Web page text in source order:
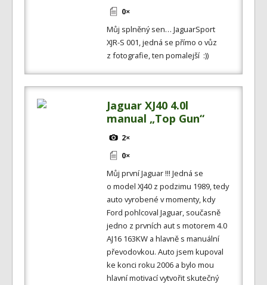
0×
Můj splněný sen… JaguarSport
XJR-S 001, jedná se přímo o vůz
z fotografie, ten pomalejší :))
Jaguar XJ40 4.0l
manual „Top Gun“
2×
0×
Můj první Jaguar !!! Jedná se
o model XJ40 z podzimu 1989, tedy
auto vyrobené v momenty, kdy
Ford pohlcoval Jaguar, současně
jedno z prvních aut s motorem 4.0
AJ16 163KW a hlavně s manuální
převodovkou. Auto jsem kupoval
ke konci roku 2006 a bylo mou
hlavní motivací vytvořit skutečný